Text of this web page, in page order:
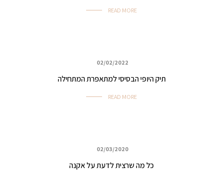
READ MORE
02/02/2022
תיק היופי הבסיסי למתאפרת המתחילה
READ MORE
02/03/2020
כל מה שרצית לדעת על אקנה